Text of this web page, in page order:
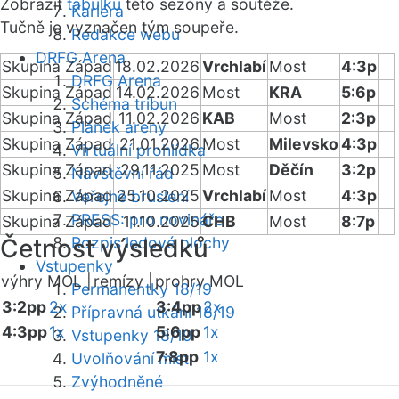
Kariéra
Redakce webu
DRFG Arena
DRFG Arena
Schéma tribun
Plánek areny
Virtuální prohlídka
Návštěvní řád
Veřejné bruslení
PRESS: pro novináře
Rozpis ledové plochy
Vstupenky
Permanentky 18/19
Přípravná utkání 18/19
Vstupenky 18/19
Uvolňování míst
Zvýhodněné
Zobrazit tabulku této sezóny a soutěže.
Tučně je vyznačen tým soupeře.
Skupina Západ18.02.2026VrchlabíMost
4:3p
Skupina Západ 14.02.2026 Most KRA
5:6p
Skupina Západ 11.02.2026 KAB Most
2:3p
Skupina Západ 21.01.2026Most Milevsko4:3p
Skupina Západ 29.11.2025 Most Děčín
3:2p
Skupina Západ 25.10.2025VrchlabíMost
4:3p
Skupina Západ 11.10.2025CHB Most 8:7p
Četnost výsledků
výhry MOL | remízy |prohry MOL
3:2pp2x
4:3pp1x
3:4pp2x
5:6pp1x
7:8pp 1x